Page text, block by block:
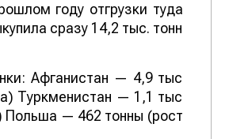
году отгрузки туда
сразу 14,2 тыс. тонн
Афганистан — 4,9 тыс
Туркменистан — 1,1 тыс
Польша — 462 тонны (рост